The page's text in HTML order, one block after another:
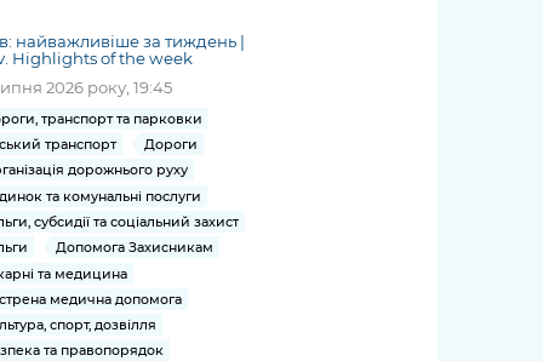
Гендерна політика
Безбар'єрність
Київська міська військова
адміністрація
Портал послуг
Міський застосунок Київ
Цифровий
Важливе під час
воєнного стану
адміністрації
«Ініціатива
«Партнерство
«Відкритий Уряд» –
місцевий рівень»
Важливе під час
воєнного стану
дій чи
про
на
Публічні
та
від
/
ський
запит /
Submitting
a media
request
найважливіше за тиждень |
Highlights of the week
2026 року, 19:45
транспорт та парковки
транспорт
Дороги
дорожнього руху
та комунальні послуги
субсидії та соціальний захист
Допомога Захисникам
та медицина
медична допомога
спорт, дозвілля
та правопорядок